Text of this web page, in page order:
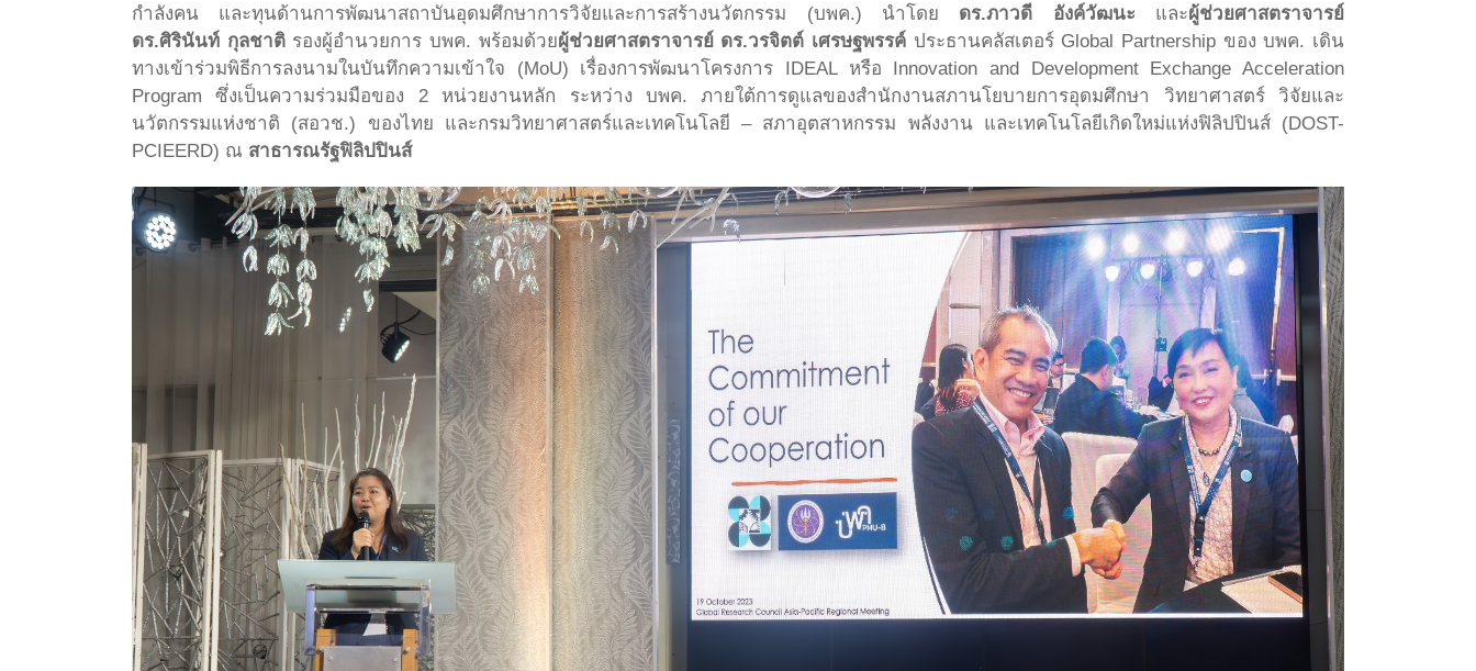
กำลังคน และทุนด้านการพัฒนาสถาบันอุดมศึกษาการวิจัยและการสร้างนวัตกรรม (บพค.) นำโดย ดร.ภาวดี อังค์วัฒนะ และผู้ช่วยศาสตราจารย์
ดร.ศิรินันท์ กุลชาติรองผู้อำนวยการ บพค. พร้อมด้วยผู้ช่วยศาสตราจารย์ ดร.วรจิตต์ เศรษฐพรรค์ ประธานคลัสเตอร์ Global Partnership ของ บพค. เดิน
ทางเข้าร่วมพิธีการลงนามในบันทึกความเข้าใจ (MoU) เรื่องการพัฒนาโครงการ IDEAL หรือ Innovation and Development Exchange Acceleration
Program ซึ่งเป็นความร่วมมือของ 2 หน่วยงานหลัก ระหว่าง บพค. ภายใต้การดูแลของสำนักงานสภานโยบายการอุดมศึกษา วิทยาศาสตร์ วิจัยและ
นวัตกรรมแห่งชาติ (สอวช.) ของไทย และกรมวิทยาศาสตร์และเทคโนโลยี – สภาอุตสาหกรรม พลังงาน และเทคโนโลยีเกิดใหม่แห่งฟิลิปปินส์ (DOST-
PCIEERD) ณ สาธารณรัฐฟิลิปปินส์